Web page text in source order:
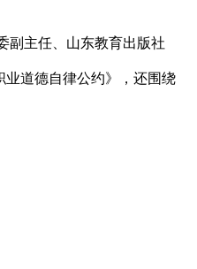
副主任、山东教育出版社
业道德自律公约》，还围绕